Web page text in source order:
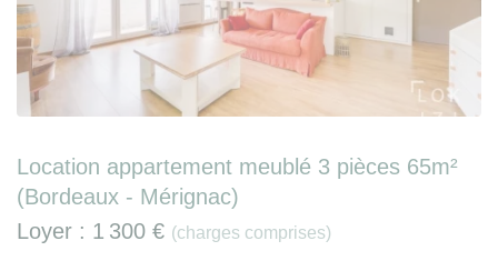
Location appartement meublé 3 pièces 65m²
(Bordeaux - Mérignac)
Loyer : 1 300 € (charges comprises)